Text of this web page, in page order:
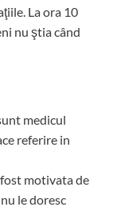
La ora 10
nu ştia când
medicul
referire in
motivata de
le doresc